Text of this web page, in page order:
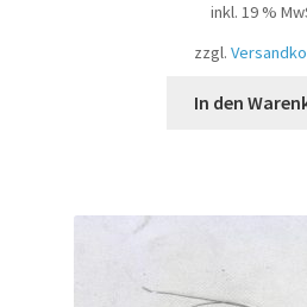
inkl. 19 %
zzgl.
In den